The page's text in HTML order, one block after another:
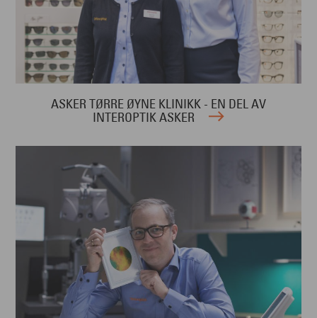
ASKER TØRRE ØYNE KLINIKK - EN DEL AV
INTEROPTIK ASKER